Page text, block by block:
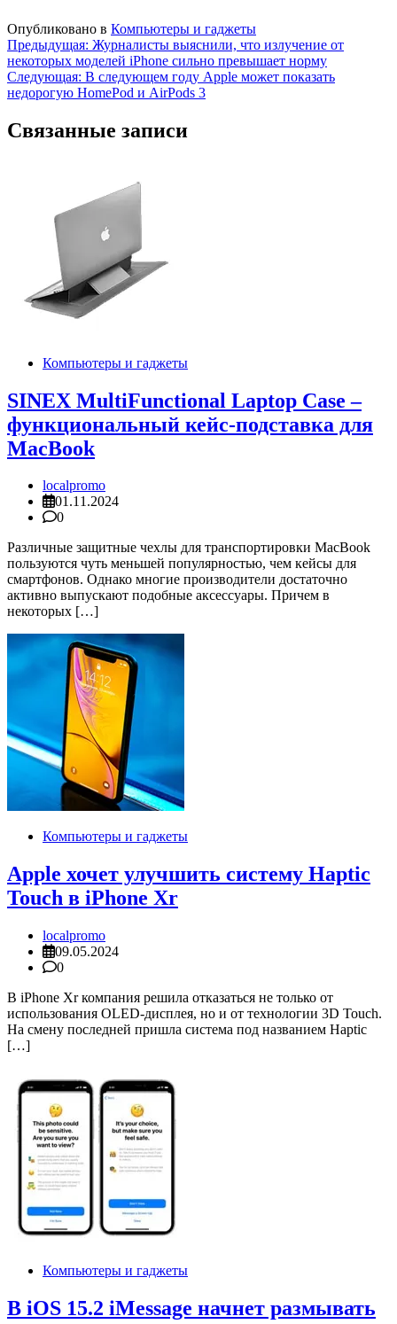
Опубликовано в Компьютеры и гаджеты
Навигация
по
записям
Предыдущая: Журналисты выяснили, что излучение от
некоторых моделей iPhone сильно превышает норму
Следующая: В следующем году Apple может показать
недорогую HomePod и AirPods 3
Связанные записи
Компьютеры и гаджеты
SINEX MultiFunctional Laptop Case –
функциональный кейс-подставка для
MacBook
localpromo
01.11.2024
0
Различные защитные чехлы для транспортировки MacBook
пользуются чуть меньшей популярностью, чем кейсы для
смартфонов. Однако многие производители достаточно
активно выпускают подобные аксессуары. Причем в
некоторых […]
Компьютеры и гаджеты
Apple хочет улучшить систему Haptic
Touch в iPhone Xr
localpromo
09.05.2024
0
В iPhone Xr компания решила отказаться не только от
использования OLED-дисплея, но и от технологии 3D Touch.
На смену последней пришла система под названием Haptic
[…]
Компьютеры и гаджеты
В iOS 15.2 iMessage начнет размывать